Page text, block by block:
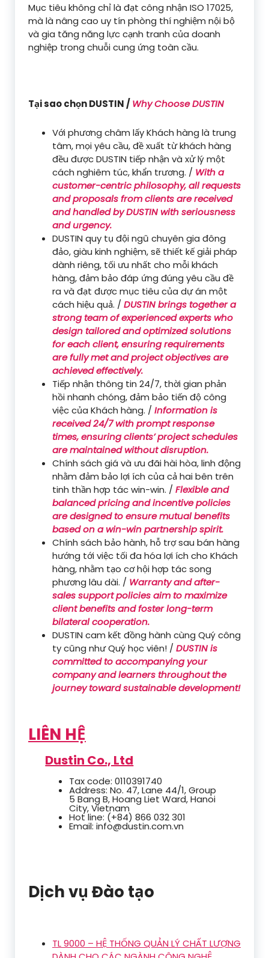
Mục tiêu không chỉ là đạt công nhận ISO 17025,
mà là nâng cao uy tín phòng thí nghiệm nội bộ
và gia tăng năng lực cạnh tranh của doanh
nghiệp trong chuỗi cung ứng toàn cầu.
Tại sao chọn DUSTIN / Why Choose DUSTIN
Với phương châm lấy Khách hàng là trung
tâm, mọi yêu cầu, đề xuất từ khách hàng
đều được DUSTIN tiếp nhận và xử lý một
cách nghiêm túc, khẩn trương. / With a
customer-centric philosophy, all requests
and proposals from clients are received
and handled by DUSTIN with seriousness
and urgency.
DUSTIN quy tụ đội ngũ chuyên gia đông
đảo, giàu kinh nghiệm, sẽ thiết kế giải pháp
dành riêng, tối ưu nhất cho mỗi khách
hàng, đảm bảo đáp ứng đúng yêu cầu đề
ra và đạt được mục tiêu của dự án một
cách hiệu quả. / DUSTIN brings together a
strong team of experienced experts who
design tailored and optimized solutions
for each client, ensuring requirements
are fully met and project objectives are
achieved effectively.
Tiếp nhận thông tin 24/7, thời gian phản
hồi nhanh chóng, đảm bảo tiến độ công
việc của Khách hàng. / Information is
received 24/7 with prompt response
times, ensuring clients’ project schedules
are maintained without disruption.
Chính sách giá và ưu đãi hài hòa, linh động
nhằm đảm bảo lợi ích của cả hai bên trên
tinh thần hợp tác win-win. / Flexible and
balanced pricing and incentive policies
are designed to ensure mutual benefits
based on a win-win partnership spirit.
Chính sách bảo hành, hỗ trợ sau bán hàng
hướng tới việc tối đa hóa lợi ích cho Khách
hàng, nhằm tạo cơ hội hợp tác song
phương lâu dài. / Warranty and after-
sales support policies aim to maximize
client benefits and foster long-term
bilateral cooperation.
DUSTIN cam kết đồng hành cùng Quý công
ty cũng như Quý học viên! / DUSTIN is
committed to accompanying your
company and learners throughout the
journey toward sustainable development!
LIÊN HỆ
Dustin Co., Ltd
Tax code: 0110391740
Address: No. 47, Lane 44/1, Group
5 Bang B, Hoang Liet Ward, Hanoi
City, Vietnam
Hot line: (+84) 866 032 301
Email: info@dustin.com.vn
Dịch vụ Đào tạo
TL 9000 – HỆ THỐNG QUẢN LÝ CHẤT LƯỢNG